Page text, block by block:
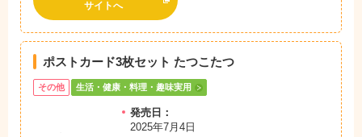
サイトへ
ポストカード3枚セット たつこたつ
その他 生活・健康・料理・趣味実用
発売日：
2025年7月4日